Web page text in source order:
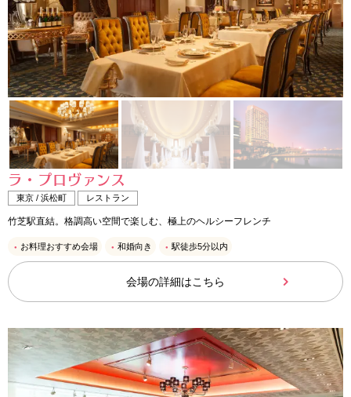
ラ・プロヴァンス
東京 / 浜松町 レストラン
竹芝駅直結。格調高い空間で楽しむ、極上のヘルシーフレンチ
お料理おすすめ会場 和婚向き 駅徒歩5分以内
会場の詳細はこちら